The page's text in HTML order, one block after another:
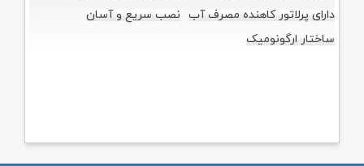
دارای پرلاتور کاهنده مصرف آب نصب سریع و آسان
ساختار ارگونومیک